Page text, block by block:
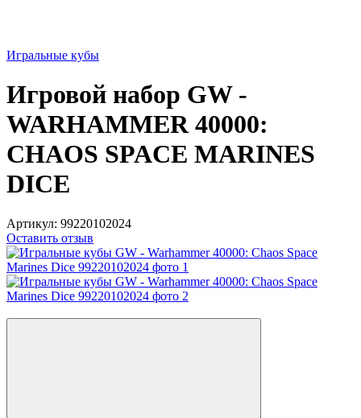
Игральные кубы
Игровой набор GW -
WARHAMMER 40000:
CHAOS SPACE MARINES
DICE
Артикул: 99220102024
Оставить отзыв